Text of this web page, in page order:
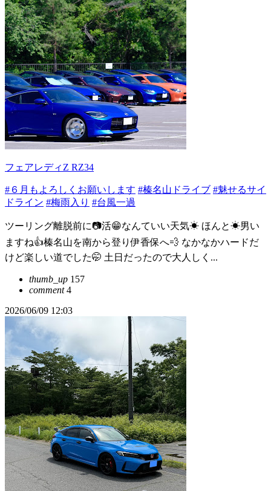
フェアレディZ RZ34
#６月もよろしくお願いします #榛名山ドライブ #魅せるサイ
ドライン #梅雨入り #台風一過
ツーリング離脱前に📷️活😁なんていい天気☀ ほんと☀男い
ますね👍榛名山を南から登り伊香保へ💨 なかなかハードだ
けど楽しい道でした🤭 土日だったので大人しく...
thumb_up 157
comment4
2026/06/09 12:03